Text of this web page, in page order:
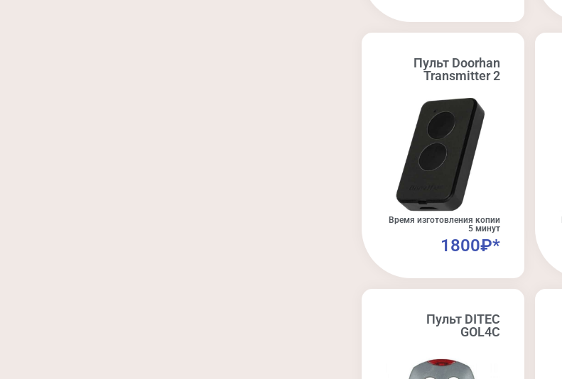
Пульт Doorhan
Transmitter 2
Время изготовления копии
5 минут
1800₽*
Пульт DITEC
GOL4C